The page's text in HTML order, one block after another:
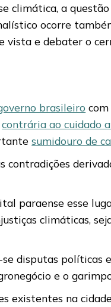
climática, a
ocorre
e debater o
brasileiro
contrária ao cuidado
sumidouro de
contradições
paraense esse
climáticas,
disputas políticas
e o
existentes na